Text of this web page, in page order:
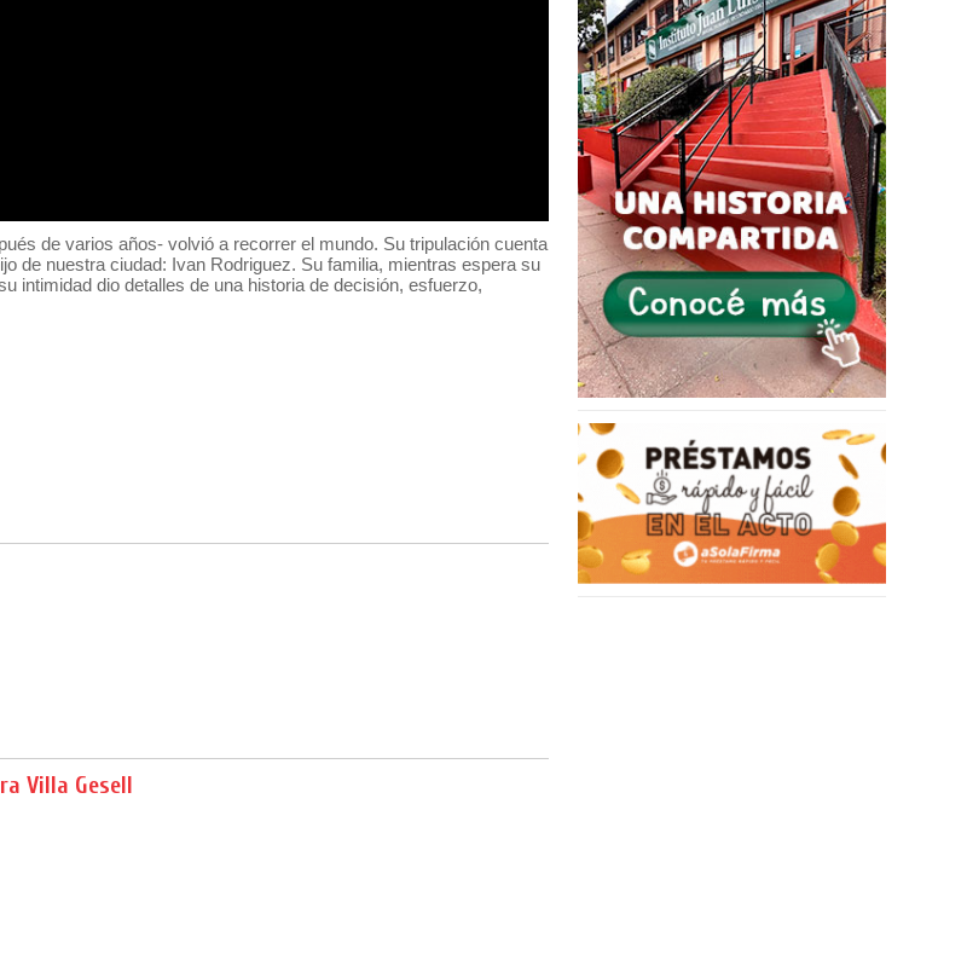
de varios años- volvió a recorrer el mundo. Su tripulación cuenta
de nuestra ciudad: Ivan Rodriguez. Su familia, mientras espera su
intimidad dio detalles de una historia de decisión, esfuerzo,
Villa Gesell